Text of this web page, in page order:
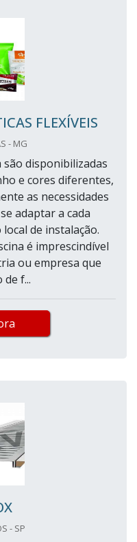
FLEXÍVEIS
- MG
disponibilizadas
e cores diferentes,
as necessidades
adaptar a cada
de instalação.
é imprescindível
ou empresa que
f...
- SP